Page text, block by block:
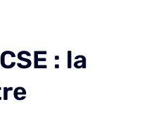
: la